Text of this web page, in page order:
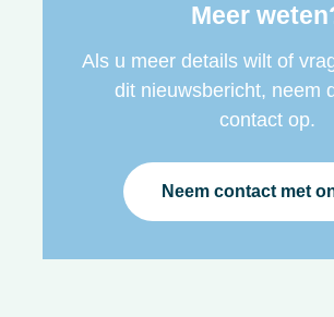
Meer
Als u meer details wilt of
dit nieuwsbericht, neem
contact op.
Neem contact met